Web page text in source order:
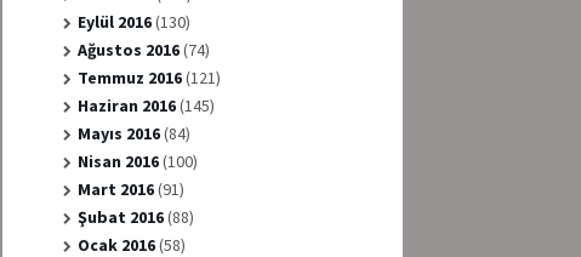
Eylül 2016(130)
Ağustos 2016(74)
Temmuz 2016(121)
Haziran 2016(145)
Mayıs 2016(84)
Nisan 2016(100)
Mart 2016(91)
Şubat 2016(88)
Ocak 2016(58)